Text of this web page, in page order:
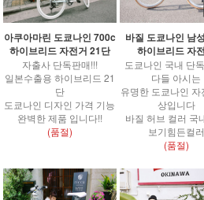
아쿠아마린 도쿄나인 700c
하이브리드 자전거 21단
자출사 단독판매!!!
일본수출용 하이브리드 21
단
도쿄나인 디자인 가격 기능
완벽한 제품 입니다!!
(품절)
바질 도쿄나인 남
하이브리드 자
도쿄나인 국내 단
다들 아시는
유명한 도쿄나인 자
상입니다
바질 허브 컬러 국
보기힘든컬러
(품절)